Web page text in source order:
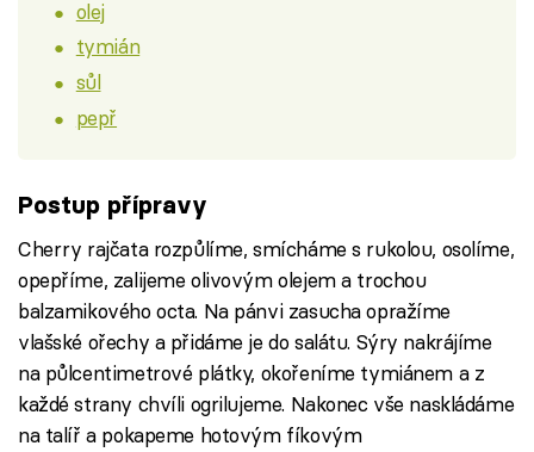
olej
tymián
sůl
pepř
Postup přípravy
Cherry rajčata rozpůlíme, smícháme s rukolou, osolíme,
opepříme, zalijeme olivovým olejem a trochou
balzamikového octa. Na pánvi zasucha opražíme
vlašské ořechy a přidáme je do salátu. Sýry nakrájíme
na půlcentimetrové plátky, okořeníme tymiánem a z
každé strany chvíli ogrilujeme. Nakonec vše naskládáme
na talíř a pokapeme hotovým fíkovým